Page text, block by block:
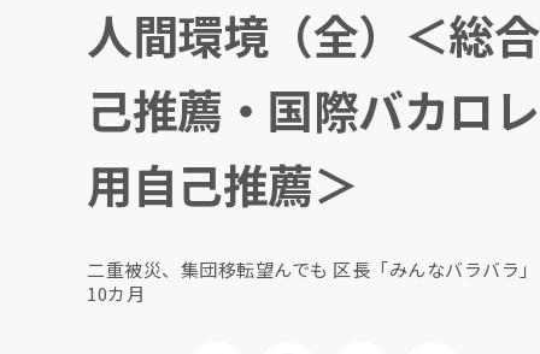
人間環境（全）＜総
己推薦・国際バカロ
用自己推薦＞
二重被災、集団移転望んでも 区長「みんなバラバラ
10カ月